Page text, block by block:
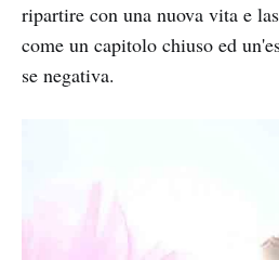
ripartire con una nuova vita e
come un capitolo chiuso ed
se negativa.